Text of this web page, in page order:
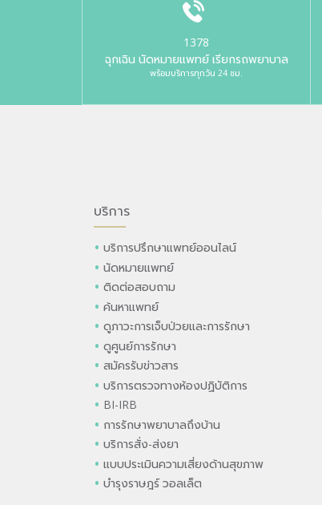
1378
ฉุกเฉิน นัดหมายแพทย์ เรียกรถพยาบาล
พร้อมบริการทุกวัน 24 ชม.
บริการ
บริการปรึกษาแพทย์ออนไลน์
นัดหมายแพทย์
ติดต่อสอบถาม
ค้นหาแพทย์
ดูภาวะการเจ็บป่วยและการรักษา
ดูศูนย์การรักษา
สมัครรับข่าวสาร
บริการตรวจทางห้องปฏิบัติการ
BI-IRB
การรักษาพยาบาลถึงบ้าน
บริการสั่ง-ส่งยา
แบบประเมินความเสี่ยงด้านสุขภาพ
บำรุงราษฎร์ วอลเล็ต